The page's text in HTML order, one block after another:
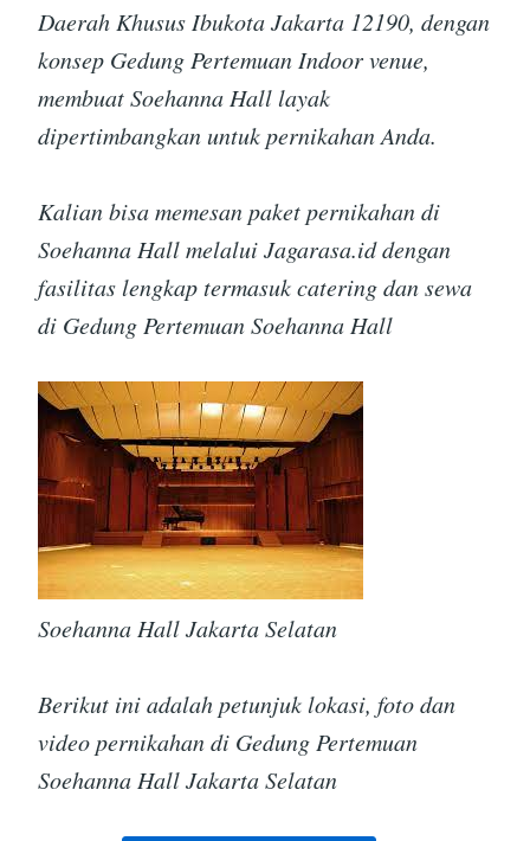
Daerah Khusus Ibukota Jakarta 12190, dengan
konsep Gedung Pertemuan Indoor venue,
membuat Soehanna Hall layak
dipertimbangkan untuk pernikahan Anda.
Kalian bisa memesan paket pernikahan di
Soehanna Hall melalui Jagarasa.id dengan
fasilitas lengkap termasuk catering dan sewa
di Gedung Pertemuan Soehanna Hall
Soehanna Hall Jakarta Selatan
Berikut ini adalah petunjuk lokasi, foto dan
video pernikahan di Gedung Pertemuan
Soehanna Hall Jakarta Selatan